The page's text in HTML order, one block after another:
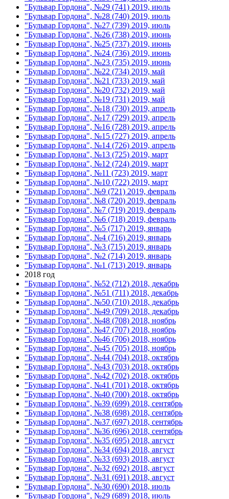
"Бульвар Гордона", №29 (741) 2019, июль
"Бульвар Гордона", №28 (740) 2019, июль
"Бульвар Гордона", №27 (739) 2019, июль
"Бульвар Гордона", №26 (738) 2019, июнь
"Бульвар Гордона", №25 (737) 2019, июнь
"Бульвар Гордона", №24 (736) 2019, июнь
"Бульвар Гордона", №23 (735) 2019, июнь
"Бульвар Гордона", №22 (734) 2019, май
"Бульвар Гордона", №21 (733) 2019, май
"Бульвар Гордона", №20 (732) 2019, май
"Бульвар Гордона", №19 (731) 2019, май
"Бульвар Гордона", №18 (730) 2019, апрель
"Бульвар Гордона", №17 (729) 2019, апрель
"Бульвар Гордона", №16 (728) 2019, апрель
"Бульвар Гордона", №15 (727) 2019, апрель
"Бульвар Гордона", №14 (726) 2019, апрель
"Бульвар Гордона", №13 (725) 2019, март
"Бульвар Гордона", №12 (724) 2019, март
"Бульвар Гордона", №11 (723) 2019, март
"Бульвар Гордона", №10 (722) 2019, март
"Бульвар Гордона", №9 (721) 2019, февраль
"Бульвар Гордона", №8 (720) 2019, февраль
"Бульвар Гордона", №7 (719) 2019, февраль
"Бульвар Гордона", №6 (718) 2019, февраль
"Бульвар Гордона", №5 (717) 2019, январь
"Бульвар Гордона", №4 (716) 2019, январь
"Бульвар Гордона", №3 (715) 2019, январь
"Бульвар Гордона", №2 (714) 2019, январь
"Бульвар Гордона", №1 (713) 2019, январь
2018 год
"Бульвар Гордона", №52 (712) 2018, декабрь
"Бульвар Гордона", №51 (711) 2018, декабрь
"Бульвар Гордона", №50 (710) 2018, декабрь
"Бульвар Гордона", №49 (709) 2018, декабрь
"Бульвар Гордона", №48 (708) 2018, ноябрь
"Бульвар Гордона", №47 (707) 2018, ноябрь
"Бульвар Гордона", №46 (706) 2018, ноябрь
"Бульвар Гордона", №45 (705) 2018, ноябрь
"Бульвар Гордона", №44 (704) 2018, октябрь
"Бульвар Гордона", №43 (703) 2018, октябрь
"Бульвар Гордона", №42 (702) 2018, октябрь
"Бульвар Гордона", №41 (701) 2018, октябрь
"Бульвар Гордона", №40 (700) 2018, октябрь
"Бульвар Гордона", №39 (699) 2018, сентябрь
"Бульвар Гордона", №38 (698) 2018, сентябрь
"Бульвар Гордона", №37 (697) 2018, сентябрь
"Бульвар Гордона", №36 (696) 2018, сентябрь
"Бульвар Гордона", №35 (695) 2018, август
"Бульвар Гордона", №34 (694) 2018, август
"Бульвар Гордона", №33 (693) 2018, август
"Бульвар Гордона", №32 (692) 2018, август
"Бульвар Гордона", №31 (691) 2018, август
"Бульвар Гордона", №30 (690) 2018, июль
"Бульвар Гордона", №29 (689) 2018, июль